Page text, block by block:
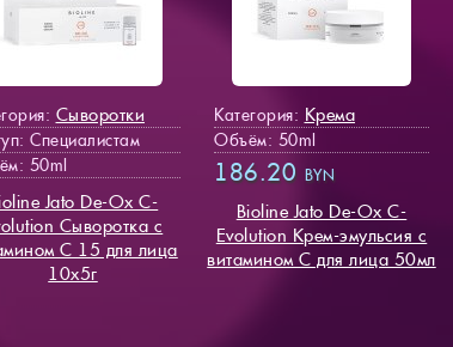
Сыворотки
: Специалистам
50ml
Jato De-Ox C-
Сыворотка с
С 15 для лица
10х5г
Категория: Крема
Объём: 50ml
186.20 BYN
Bioline Jato De-Ox C-
Evolution Крем-эмульсия с
витамином С для лица 50мл